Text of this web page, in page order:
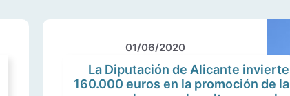
01/06/2020
La Diputación de Alicante invierte
160.000 euros en la promoción de la